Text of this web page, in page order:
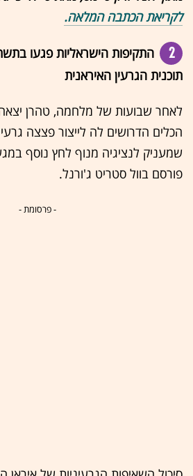
לקריאת הכתבה המלאה.
2
התקיפות הישראליות פגעו
תוכנית הגרעין האיראנית
לאחר שבועות של מלחמה, טהרן
הכלים הדרושים לה לייצור פצצה
שמעניק לנציגיה מנוף לחץ נוסף
פורסם בוול סטריט ג'ורנל.
- פרסומת -